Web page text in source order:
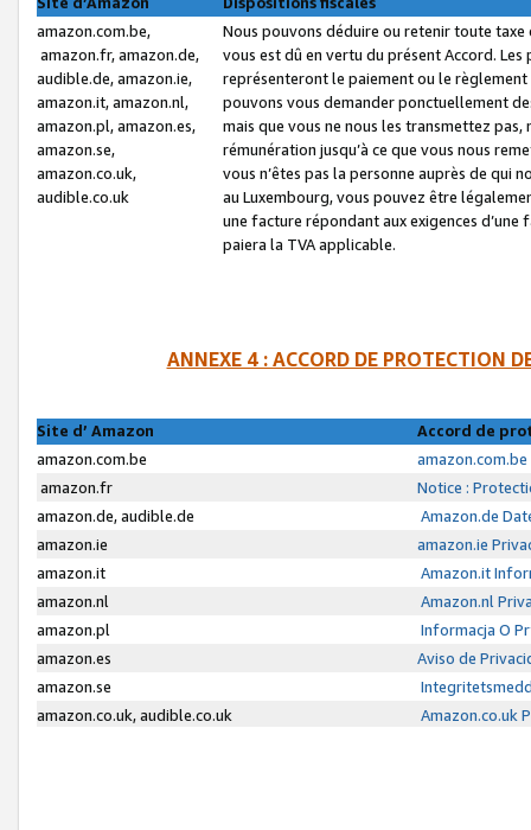
amazon.com.be,
amazon.fr, amazon.de,
audible.de, amazon.ie,
amazon.it, amazon.nl,
amazon.pl, amazon.es,
amazon.se,
amazon.co.uk,
audible.co.uk
Nous pouvons déduire ou retenir toute
vous est dû en vertu du présent Accord.
représenteront le paiement ou le
pouvons vous demander ponctuellement
mais que vous ne nous les transmettez
rémunération jusqu’à ce que vous nous
vous n’êtes pas la personne auprès de qui
au Luxembourg, vous pouvez être
une facture répondant aux exigences
paiera la TVA applicable.
ANNEXE 4 : ACCORD DE PROTECTION
Site d’ Amazon
Accord de
amazon.com.be
amazon.fr
Notice :
amazon.de, audible.de
Amazon.de
amazon.ie
amazon.ie
amazon.it
Amazon.it
amazon.nl
Amazon.nl
amazon.pl
Informacja O
amazon.es
Aviso de
amazon.se
amazon.co.uk, audible.co.uk
Amazon.co.uk